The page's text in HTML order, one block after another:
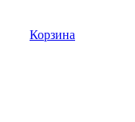
Корзина